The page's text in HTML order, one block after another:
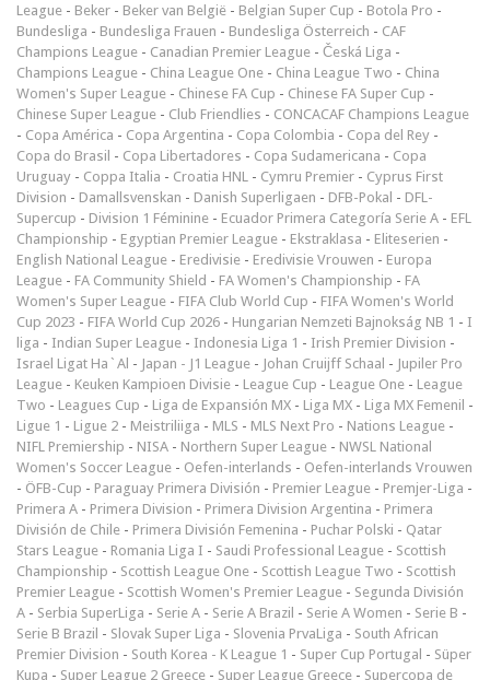
League - Beker - Beker van België - Belgian Super Cup - Botola Pro -
Bundesliga - Bundesliga Frauen - Bundesliga Österreich - CAF
Champions League - Canadian Premier League - Česká Liga -
Champions League - China League One - China League Two - China
Women's Super League - Chinese FA Cup - Chinese FA Super Cup -
Chinese Super League - Club Friendlies - CONCACAF Champions League
- Copa América - Copa Argentina - Copa Colombia - Copa del Rey -
Copa do Brasil - Copa Libertadores - Copa Sudamericana - Copa
Uruguay - Coppa Italia - Croatia HNL - Cymru Premier - Cyprus First
Division - Damallsvenskan - Danish Superligaen - DFB-Pokal - DFL-
Supercup - Division 1 Féminine - Ecuador Primera Categoría Serie A - EFL
Championship - Egyptian Premier League - Ekstraklasa - Eliteserien -
English National League - Eredivisie - Eredivisie Vrouwen - Europa
League - FA Community Shield - FA Women's Championship - FA
Women's Super League - FIFA Club World Cup - FIFA Women's World
Cup 2023 - FIFA World Cup 2026 - Hungarian Nemzeti Bajnokság NB 1 - I
liga - Indian Super League - Indonesia Liga 1 - Irish Premier Division -
Israel Ligat Ha`Al - Japan - J1 League - Johan Cruijff Schaal - Jupiler Pro
League - Keuken Kampioen Divisie - League Cup - League One - League
Two - Leagues Cup - Liga de Expansión MX - Liga MX - Liga MX Femenil -
Ligue 1 - Ligue 2 - Meistriliiga - MLS - MLS Next Pro - Nations League -
NIFL Premiership - NISA - Northern Super League - NWSL National
Women's Soccer League - Oefen-interlands - Oefen-interlands Vrouwen
- ÖFB-Cup - Paraguay Primera División - Premier League - Premjer-Liga -
Primera A - Primera Division - Primera Division Argentina - Primera
División de Chile - Primera División Femenina - Puchar Polski - Qatar
Stars League - Romania Liga I - Saudi Professional League - Scottish
Championship - Scottish League One - Scottish League Two - Scottish
Premier League - Scottish Women's Premier League - Segunda División
A - Serbia SuperLiga - Serie A - Serie A Brazil - Serie A Women - Serie B -
Serie B Brazil - Slovak Super Liga - Slovenia PrvaLiga - South African
Premier Division - South Korea - K League 1 - Super Cup Portugal - Süper
Kupa - Super League 2 Greece - Super League Greece - Supercopa de